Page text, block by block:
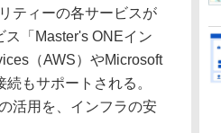
ティーの各サービスが
「Master's ONEイン
（AWS）やMicrosoft
もサポートされる。
活用を、インフラの安